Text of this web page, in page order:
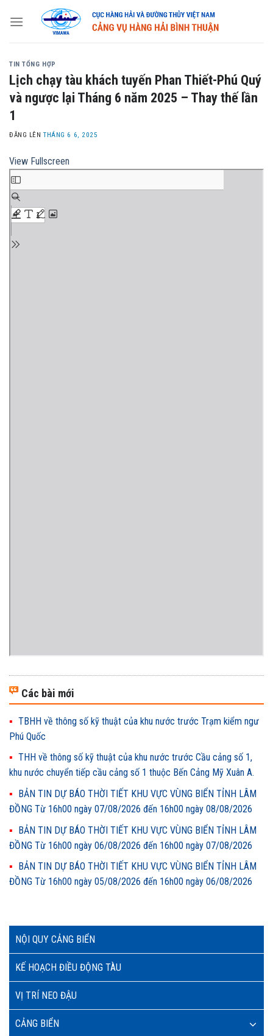
NỘI QUY CẢNG BIỂN
KẾ HOẠCH ĐIỀU ĐỘNG TÀU
VỊ TRÍ NEO ĐẬU
CẢNG BIỂN
TIN TỔNG HỢP
Lịch chạy tàu khách tuyến Phan Thiết-Phú Quý
và ngược lại Tháng 6 năm 2025 – Thay thế lần
1
ĐĂNG LÊNTHÁNG 6 6, 2025
View Fullscreen
Các bài mới
TBHH về thông số kỹ thuật của khu nước trước Trạm kiểm ngư
Phú Quốc
THH về thông số kỹ thuật của khu nước trước Cầu cảng số 1,
khu nước chuyển tiếp cầu cảng số 1 thuộc Bến Cảng Mỹ Xuân A.
BẢN TIN DỰ BÁO THỜI TIẾT KHU VỰC VÙNG BIỂN TỈNH LÂM
ĐỒNG Từ 16h00 ngày 07/08/2026 đến 16h00 ngày 08/08/2026
BẢN TIN DỰ BÁO THỜI TIẾT KHU VỰC VÙNG BIỂN TỈNH LÂM
ĐỒNG Từ 16h00 ngày 06/08/2026 đến 16h00 ngày 07/08/2026
BẢN TIN DỰ BÁO THỜI TIẾT KHU VỰC VÙNG BIỂN TỈNH LÂM
ĐỒNG Từ 16h00 ngày 05/08/2026 đến 16h00 ngày 06/08/2026